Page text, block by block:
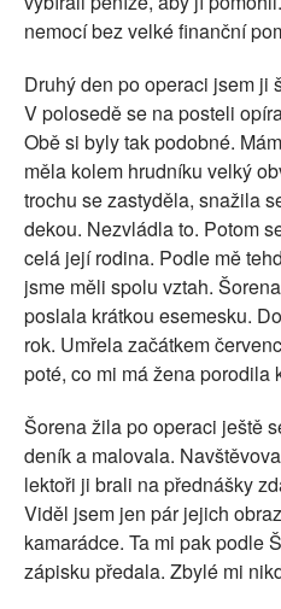
nemocí bez velké finanční
Druhý den po operaci jsem ji
V polosedě se na posteli
Obě si byly tak podobné.
měla kolem hrudníku velký
trochu se zastyděla, snažila
dekou. Nezvládla to. Potom
celá její rodina. Podle mě
jsme měli spolu vztah.
poslala krátkou esemesku.
rok. Umřela začátkem
poté, co mi má žena porodila
Šorena žila po operaci ještě
deník a malovala.
lektoři ji brali na přednášky
Viděl jsem jen pár jejich
kamarádce. Ta mi pak podle
zápisku předala. Zbylé mi